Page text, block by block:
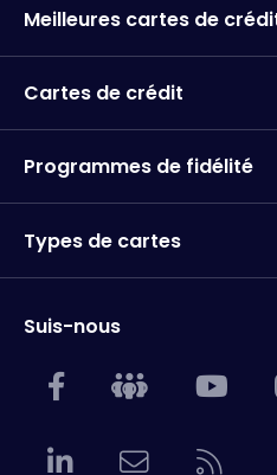
Meilleures cartes de
Cartes de crédit
Programmes de fidélité
Types de cartes
Suis-nous